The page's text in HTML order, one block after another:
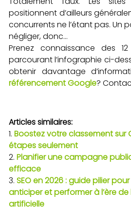
positionnent d’ailleurs
concurrents ne l’étant pas. Un
négliger, donc…
Prenez connaissance des
parcourant l’infographie ci-
obtenir davantage
référencement Google?
Articles similaires:
Boostez votre classement sur
étapes seulement
Planifier une campagne
efficace
SEO en 2026 : guide pilier
anticiper et performer à l’ère de
artificielle